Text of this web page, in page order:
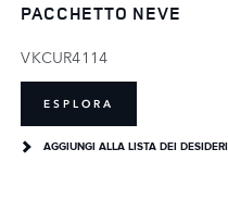
PACCHETTO NEVE
VKCUR4114
ESPLORA
AGGIUNGI ALLA LISTA DEI DESIDERI